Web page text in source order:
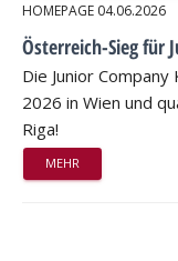
HOMEPAGE 04.06.2026
Österreich-Sieg für
Die Junior
2026 in Wien und
Riga!
MEHR